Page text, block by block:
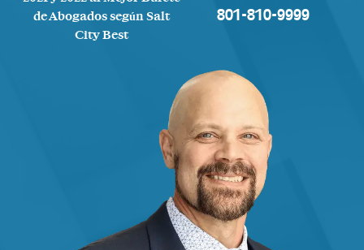
de Abogados según Salt
City Best
801-810-9999